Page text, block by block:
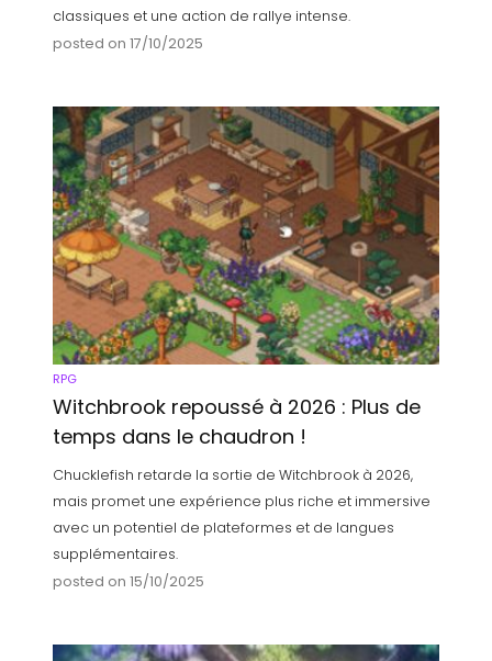
classiques et une action de rallye intense.
posted on 17/10/2025
RPG
Witchbrook repoussé à 2026 : Plus de
temps dans le chaudron !
Chucklefish retarde la sortie de Witchbrook à 2026,
mais promet une expérience plus riche et immersive
avec un potentiel de plateformes et de langues
supplémentaires.
posted on 15/10/2025